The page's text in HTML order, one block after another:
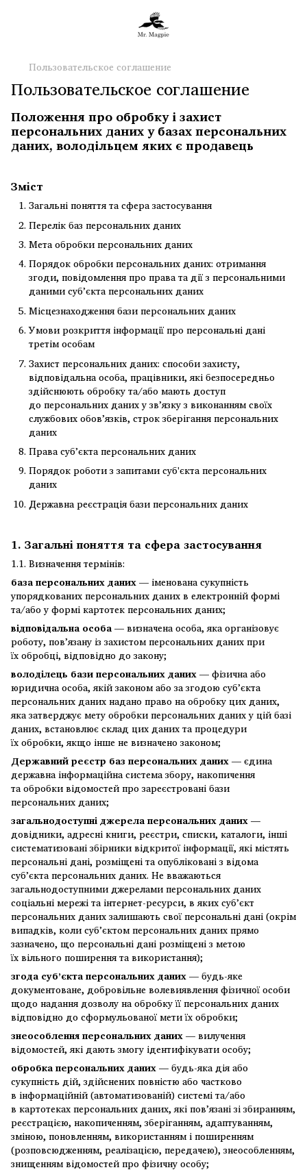
Пользовательское соглашение
Пользовательское соглашение
Положення про обробку і захист
персональних даних у базах персональних
даних, володільцем яких є продавець
Зміст
Загальні поняття та сфера застосування
Перелік баз персональних даних
Мета обробки персональних даних
Порядок обробки персональних даних: отримання
згоди, повідомлення про права та дії з персональними
даними суб’єкта персональних даних
Місцезнаходження бази персональних даних
Умови розкриття інформації про персональні дані
третім особам
Захист персональних даних: способи захисту,
відповідальна особа, працівники, які безпосередньо
здійснюють обробку та/або мають доступ
до персональних даних у зв’язку з виконанням своїх
службових обов’язків, строк зберігання персональних
даних
Права суб’єкта персональних даних
Порядок роботи з запитами суб'єкта персональних
даних
Державна реєстрація бази персональних даних
1. Загальні поняття та сфера застосування
1.1. Визначення термінів:
база персональних даних— іменована сукупність
упорядкованих персональних даних в електронній формі
та/або у формі картотек персональних даних;
відповідальна особа— визначена особа, яка організовує
роботу, пов’язану із захистом персональних даних при
їх обробці, відповідно до закону;
володілець бази персональних даних— фізична або
юридична особа, якій законом або за згодою суб’єкта
персональних даних надано право на обробку цих даних,
яка затверджує мету обробки персональних даних у цій базі
даних, встановлює склад цих даних та процедури
їх обробки, якщо інше не визначено законом;
Державний реєстр баз персональних даних— єдина
державна інформаційна система збору, накопичення
та обробки відомостей про зареєстровані бази
персональних даних;
загальнодоступні джерела персональних даних —
довідники, адресні книги, реєстри, списки, каталоги, інші
систематизовані збірники відкритої інформації, які містять
персональні дані, розміщені та опубліковані з відома
суб’єкта персональних даних. Не вважаються
загальнодоступними джерелами персональних даних
соціальні мережі та інтернет-ресурси, в яких суб’єкт
персональних даних залишають свої персональні дані (окрім
випадків, коли суб’єктом персональних даних прямо
зазначено, що персональні дані розміщені з метою
їх вільного поширення та використання);
згода суб’єкта персональних даних— будь-яке
документоване, добровільне волевиявлення фізичної особи
щодо надання дозволу на обробку її персональних даних
відповідно до сформульованої мети їх обробки;
знеособлення персональних даних— вилучення
відомостей, які дають змогу ідентифікувати особу;
обробка персональних даних —будь-яка дія або
сукупність дій, здійснених повністю або частково
в інформаційній (автоматизованій) системі та/або
в картотеках персональних даних, які пов’язані зі збиранням,
реєстрацією, накопиченням, зберіганням, адаптуванням,
зміною, поновленням, використанням і поширенням
(розповсюдженням, реалізацією, передачею), знеособленням,
знищенням відомостей про фізичну особу;